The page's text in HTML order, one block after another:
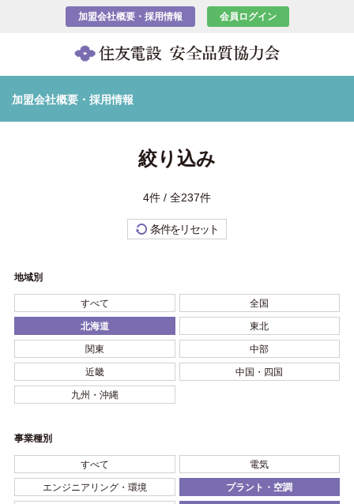
加盟会社概要・採用情報 会員ログイン
加盟会社概要・採用情報
絞り込み
4件 / 全237件
条件をリセット
地域別
すべて 全国
北海道 東北
関東 中部
近畿 中国・四国
九州・沖縄
事業種別
すべて 電気
エンジニアリング・環境 プラント・空調